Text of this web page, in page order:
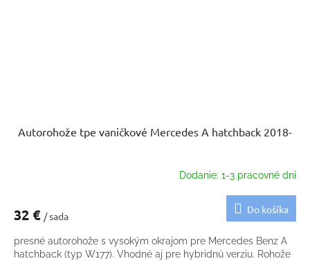
Autorohože tpe vaničkové Mercedes A hatchback 2018-
Dodanie: 1-3 pracovné dni
32 € / sada
Do košíka
presné autorohože s vysokým okrajom pre Mercedes Benz A
hatchback (typ W177). Vhodné aj pre hybridnú verziu. Rohože